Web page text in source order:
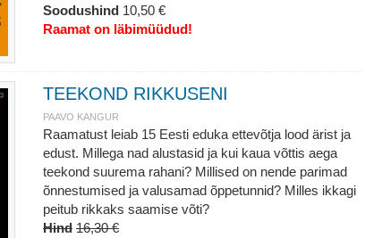
Soodushind 10,50 €
Raamat on läbimüüdud!
TEEKOND RIKKUSENI
PAAVO KANGUR
Raamatust leiab 15 Eesti eduka ettevõtja lood ärist ja
edust. Millega nad alustasid ja kui kaua võttis aega
teekond suurema rahani? Millised on nende parimad
õnnestumised ja valusamad õppetunnid? Milles ikkagi
peitub rikkaks saamise võti?
Hind 16,30 €